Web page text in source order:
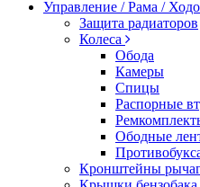
Управление / Рама /
Защита радиаторов
Колеса
Обода
Камеры
Спицы
Распорные
Ободные
Кронштейны